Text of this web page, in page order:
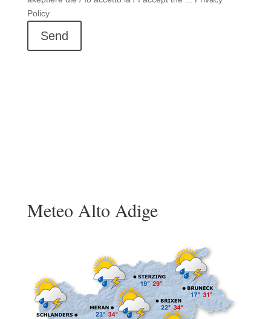
Policy
Send
Meteo Alto Adige